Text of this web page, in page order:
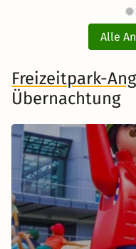
Tiergarten
inkl.
Zum
Alle
Freizeitpark-
Übernachtung